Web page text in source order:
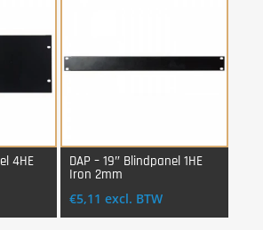
4HE
Login Voor Aankoop
DAP – 19″ Blindpanel 1HE
Iron 2mm
€5,11 excl. BTW